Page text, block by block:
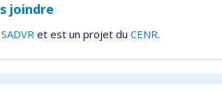
joindre
SADVR et est un projet du CENR.